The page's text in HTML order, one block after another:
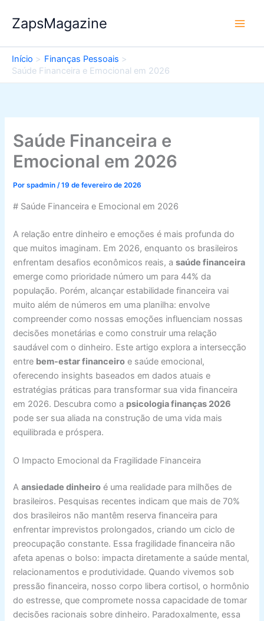
para
conteúdo
ZapsMagazine
Início
Finanças Pessoais
Saúde Financeira e Emocional em 2026
Saúde Financeira e
Emocional em 2026
Porspadmin/19 de fevereiro de 2026
# Saúde Financeira e Emocional em 2026
A relação entre dinheiro e emoções é mais profunda do
que muitos imaginam. Em 2026, enquanto os brasileiros
enfrentam desafios econômicos reais, asaúde financeira
emerge como prioridade número um para 44% da
população. Porém, alcançar estabilidade financeira vai
muito além de números em uma planilha: envolve
compreender como nossas emoções influenciam nossas
decisões monetárias e como construir uma relação
saudável com o dinheiro. Este artigo explora a intersecção
entre bem-estar financeiro e saúde emocional,
oferecendo insights baseados em dados atuais e
estratégias práticas para transformar sua vida financeira
em 2026. Descubra como a psicologia finanças 2026
pode ser sua aliada na construção de uma vida mais
equilibrada e próspera.
O Impacto Emocional da Fragilidade Financeira
Aansiedade dinheiro é uma realidade para milhões de
brasileiros. Pesquisas recentes indicam que mais de 70%
dos brasileiros não mantêm reserva financeira para
enfrentar imprevistos prolongados, criando um ciclo de
preocupação constante. Essa fragilidade financeira não
afeta apenas o bolso: impacta diretamente a saúde mental,
relacionamentos e produtividade. Quando vivemos sob
pressão financeira, nosso corpo libera cortisol, o hormônio
do estresse, que compromete nossa capacidade de tomar
decisões racionais sobre dinheiro. Paradoxalmente, essa